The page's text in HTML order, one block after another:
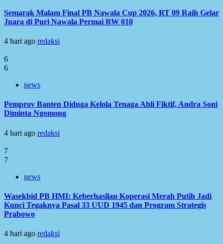
Semarak Malam Final PB Nawala Cup 2026, RT 09 Raih Gelar
Juara di Puri Nawala Permai RW 010
4 hari ago redaksi
6
6
news
Pemprov Banten Diduga Kelola Tenaga Ahli Fiktif, Andra Soni
Diminta Ngomong
4 hari ago redaksi
7
7
news
Wasekbid PB HMI: Keberhasilan Koperasi Merah Putih Jadi
Kunci Tegaknya Pasal 33 UUD 1945 dan Program Strategis
Prabowo
4 hari ago redaksi